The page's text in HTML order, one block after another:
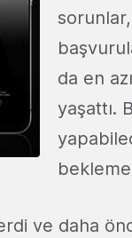
da en
yaşattı.
ve daha